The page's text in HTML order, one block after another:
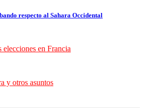
respecto al Sahara Occidental
elecciones en Francia
y otros asuntos